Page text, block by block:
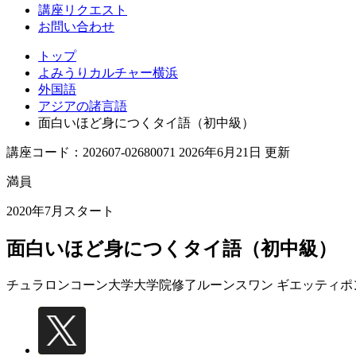
講座リクエスト
お問い合わせ
トップ
よみうりカルチャー横浜
外国語
アジアの諸言語
面白いほど身につくタイ語（初中級）
講座コード：202607-02680071 2026年6月21日 更新
満員
2020年7月スタート
面白いほど身につくタイ語（初中級）
チュラロンコーン大学大学院修了 ルーンスワン ギエッティポ